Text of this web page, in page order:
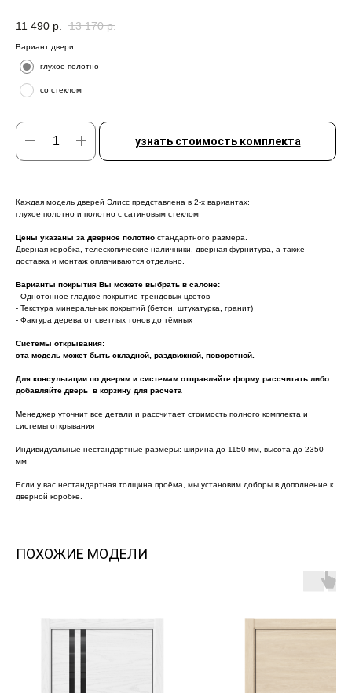
11 490 р. 13 170 р.
Вариант двери
глухое полотно
со стеклом
узнать стоимость комплекта
Каждая модель дверей Элисс представлена в 2-х вариантах:
глухое полотно и полотно с сатиновым стеклом
Цены указаны за дверное полотно стандартного размера.
Дверная коробка, телескопические наличники, дверная фурнитура, а также
доставка и монтаж оплачиваются отдельно.
Варианты покрытия Вы можете выбрать в салоне:
- Однотонное гладкое покрытие трендовых цветов
- Текстура минеральных покрытий (бетон, штукатурка, гранит)
- Фактура дерева от светлых тонов до тёмных
Системы открывания:
эта модель может быть складной, раздвижной, поворотной.
Для консультации по дверям и системам отправляйте форму рассчитать либо
добавляйте дверь в корзину для расчета
Менеджер уточнит все детали и рассчитает стоимость полного комплекта и
системы открывания
Индивидуальные нестандартные размеры: ширина до 1150 мм, высота до 2350
мм
Если у вас нестандартная толщина проёма, мы установим доборы в дополнение к
дверной коробке.
ПОХОЖИЕ МОДЕЛИ